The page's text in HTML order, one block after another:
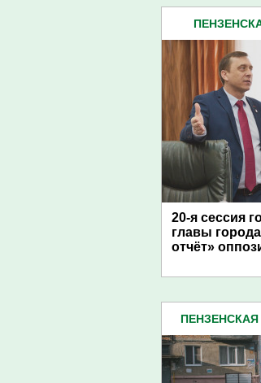
20-я сессия
главы
отчёт»